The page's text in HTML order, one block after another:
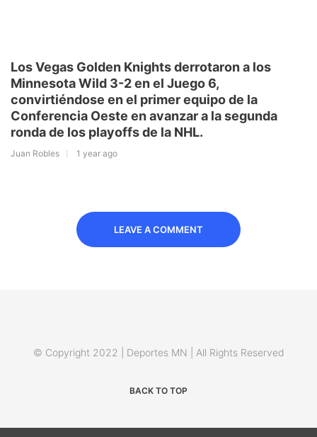
Los Vegas Golden Knights derrotaron a los
Minnesota Wild 3-2 en el Juego 6,
convirtiéndose en el primer equipo de la
Conferencia Oeste en avanzar a la segunda
ronda de los playoffs de la NHL.
Juan Robles 1 year ago
LEAVE A COMMENT
© Copyright 2022 | Deportes MN | All Rights Reserved
BACK TO TOP